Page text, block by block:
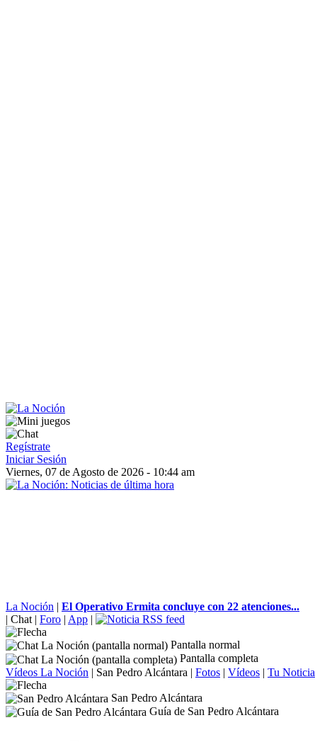
Regístrate
Iniciar Sesión
Viernes, 07 de Agosto de 2026 - 10:44 am
La Noción | El Operativo Ermita concluye con 22 atenciones...
| Chat | Foro | App |
Pantalla normal
Pantalla completa
Vídeos La Noción | San Pedro Alcántara | Fotos | Vídeos | Tu Noticia
San Pedro Alcántara
Guía de San Pedro Alcántara